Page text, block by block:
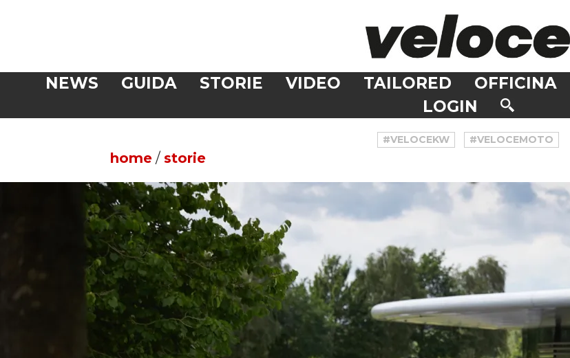
NEWS GUIDA STORIE VIDEO TAILORED OFFICINA
LOGIN
#VELOCEKW #VELOCEMOTO
home / storie